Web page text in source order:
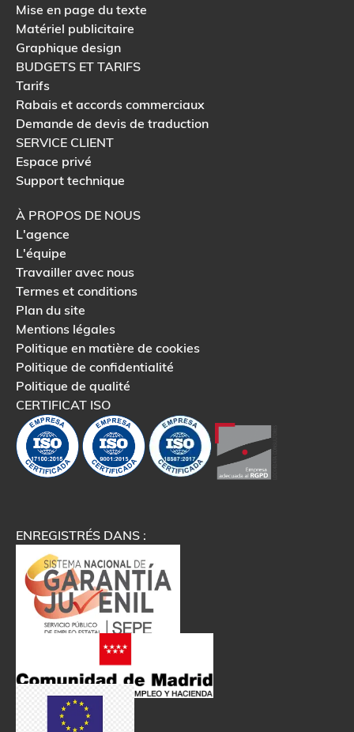
Mise en page du texte
Matériel publicitaire
Graphique design
BUDGETS ET TARIFS
Tarifs
Rabais et accords commerciaux
Demande de devis de traduction
SERVICE CLIENT
Espace privé
Support technique
À PROPOS DE NOUS
L'agence
L'équipe
Travailler avec nous
Termes et conditions
Plan du site
Mentions légales
Politique en matière de cookies
Politique de confidentialité
Politique de qualité
CERTIFICAT ISO
ENREGISTRÉS DANS :